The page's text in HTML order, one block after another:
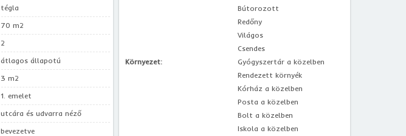
tégla
70 m2
2
átlagos állapotú
3 m2
1. emelet
utcára és udvarra néző
bevezetve
Bútorozott
Redőny
Világos
Csendes
Környezet:
Gyógyszertár a közelben
Rendezett környék
Kórház a közelben
Posta a közelben
Bolt a közelben
Iskola a közelben